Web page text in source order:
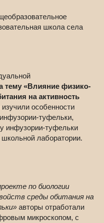
школа села
тему «Влияние физико-
на активность
особенности
туфельки,
инфузории-туфельки
лаборатории.
по биологии
среды обитания на
авторы отработали
микроскопом, с